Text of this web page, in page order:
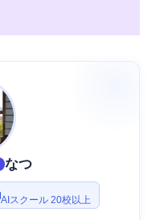
なつ
AIスクール 20校以上